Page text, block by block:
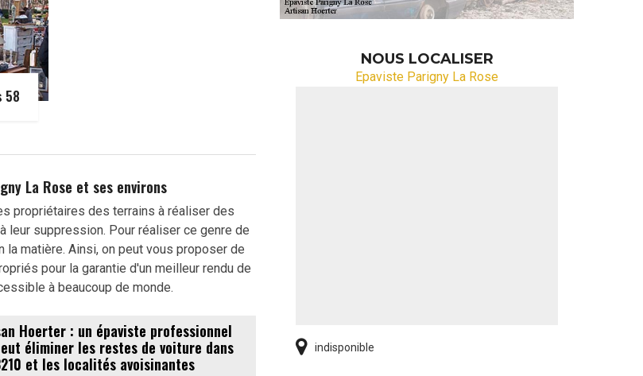
58
La Rose et ses environs
propriétaires des terrains à réaliser des
leur suppression. Pour réaliser ce genre de
matière. Ainsi, on peut vous proposer de
pour la garantie d'un meilleur rendu de
à beaucoup de monde.
Hoerter : un épaviste professionnel
éliminer les restes de voiture dans
et les localités avoisinantes
NOUS LOCALISER
Epaviste Parigny La Rose
indisponible